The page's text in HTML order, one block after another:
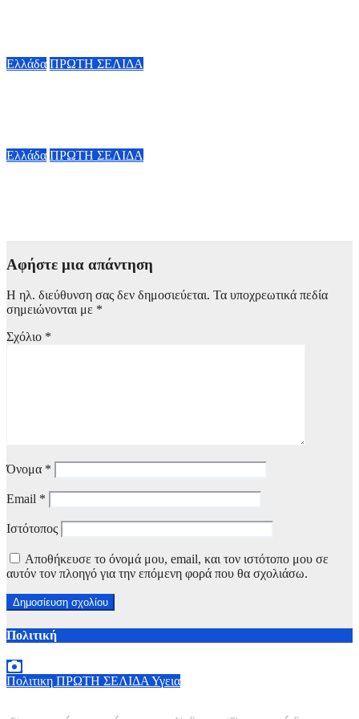
Ελλάδα ΠΡΩΤΗ ΣΕΛΙΔΑ
Ελλάδα ΠΡΩΤΗ ΣΕΛΙΔΑ
Αφήστε μια απάντηση
Η ηλ. διεύθυνση σας δεν δημοσιεύεται. Τα υποχρεωτικά πεδία
σημειώνονται με *
Σχόλιο *
Όνομα *
Email *
Ιστότοπος
Αποθήκευσε το όνομά μου, email, και τον ιστότοπο μου σε
αυτόν τον πλοηγό για την επόμενη φορά που θα σχολιάσω.
Πολιτική
Πολιτικη ΠΡΩΤΗ ΣΕΛΙΔΑ Υγεια